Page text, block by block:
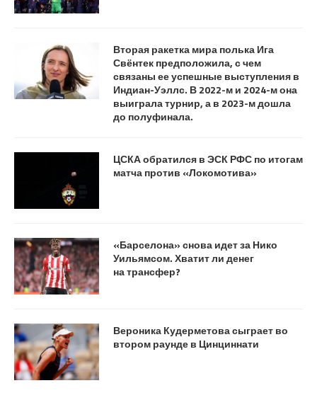
Вторая ракетка мира полька Ига
Свёнтек предположила, с чем
связаны ее успешные выступления в
Индиан-Уэллс. В 2022-м и 2024-м она
выиграла турнир, а в 2023-м дошла
до полуфинала.
ЦСКА обратился в ЭСК РФС по итогам
матча против «Локомотива»
«Барселона» снова идет за Нико
Уильямсом. Хватит ли денег
на трансфер?
Вероника Кудерметова сыграет во
втором раунде в Цинциннати